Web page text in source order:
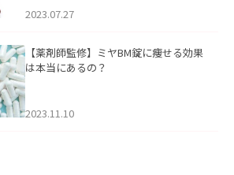
2023.07.27
【薬剤師監修】ミヤBM錠に痩せる効果
は本当にあるの？
2023.11.10